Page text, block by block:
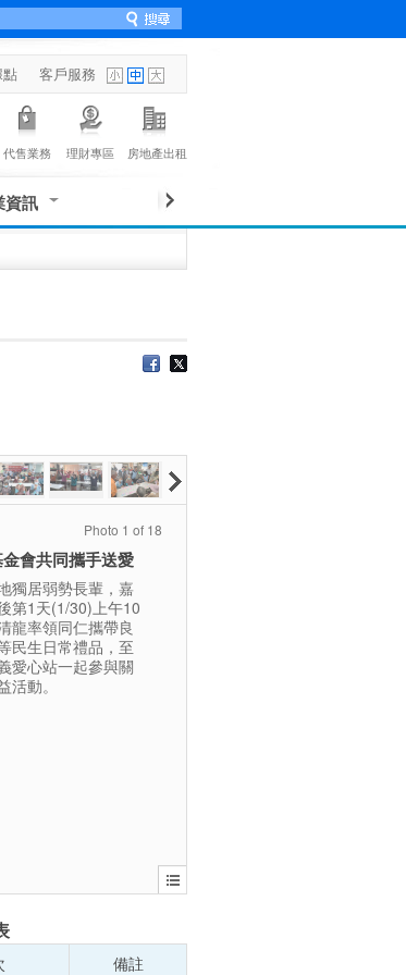
客戶服務
代售業務 理財專區 房地產出租
資訊
Photo 1 of 18
會共同攜手送愛
獨居弱勢長輩，嘉
第1天(1/30)上午10
龍率領同仁攜帶良
民生日常禮品，至
愛心站一起參與關
活動。
備註